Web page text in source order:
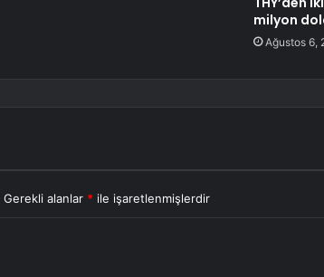
milyon
Ağustos 6,
Gerekli alanlar * ile işaretlenmişlerdir